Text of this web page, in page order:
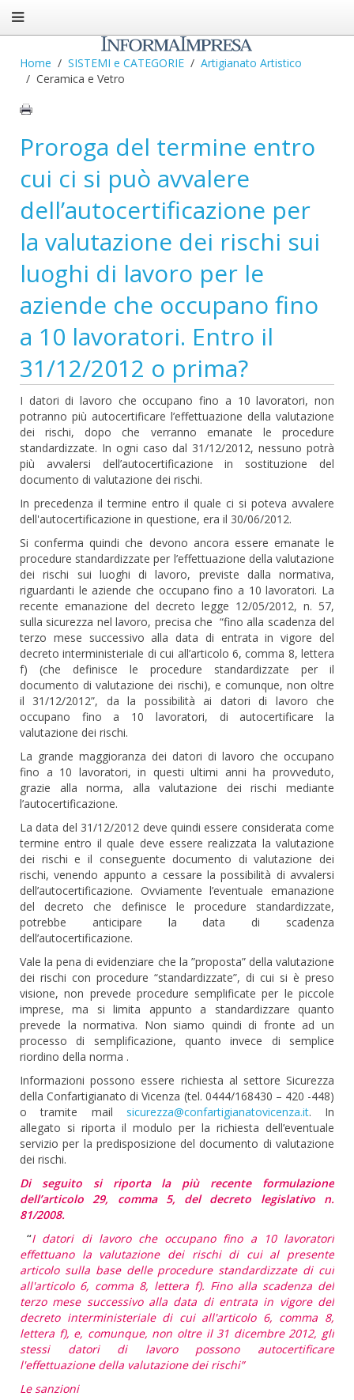
Home SISTEMI e CATEGORIE
Artigianato Artistico
Ceramica e Vetro
Proroga del termine entro
cui ci si può avvalere
dell’autocertificazione per
la valutazione dei rischi sui
luoghi di lavoro per le
aziende che occupano fino
a 10 lavoratori. Entro il
31/12/2012 o prima?
I datori di lavoro che occupano fino a 10 lavoratori, non
potranno più autocertificare l’effettuazione della valutazione
dei rischi, dopo che verranno emanate le procedure
standardizzate. In ogni caso dal 31/12/2012, nessuno potrà
più avvalersi dell’autocertificazione in sostituzione del
documento di valutazione dei rischi.
In precedenza il termine entro il quale ci si poteva avvalere
dell'autocertificazione in questione, era il 30/06/2012.
Si conferma quindi che devono ancora essere emanate le
procedure standardizzate per l’effettuazione della valutazione
dei rischi sui luoghi di lavoro, previste dalla normativa,
riguardanti le aziende che occupano fino a 10 lavoratori. La
recente emanazione del decreto legge 12/05/2012, n. 57,
sulla sicurezza nel lavoro, precisa che “fino alla scadenza del
terzo mese successivo alla data di entrata in vigore del
decreto interministeriale di cui all’articolo 6, comma 8, lettera
f) (che definisce le procedure standardizzate per il
documento di valutazione dei rischi), e comunque, non oltre
il 31/12/2012”, da la possibilità ai datori di lavoro che
occupano fino a 10 lavoratori, di autocertificare la
valutazione dei rischi.
La grande maggioranza dei datori di lavoro che occupano
fino a 10 lavoratori, in questi ultimi anni ha provveduto,
grazie alla norma, alla valutazione dei rischi mediante
l’autocertificazione.
La data del 31/12/2012 deve quindi essere considerata come
termine entro il quale deve essere realizzata la valutazione
dei rischi e il conseguente documento di valutazione dei
rischi, venendo appunto a cessare la possibilità di avvalersi
dell’autocertificazione. Ovviamente l’eventuale emanazione
del decreto che definisce le procedure standardizzate,
potrebbe anticipare la data di scadenza
dell’autocertificazione.
Vale la pena di evidenziare che la ”proposta” della valutazione
dei rischi con procedure “standardizzate”, di cui si è preso
visione, non prevede procedure semplificate per le piccole
imprese, ma si limita appunto a standardizzare quanto
prevede la normativa. Non siamo quindi di fronte ad un
processo di semplificazione, quanto invece di semplice
riordino della norma .
Informazioni possono essere richiesta al settore Sicurezza
della Confartigianato di Vicenza (tel. 0444/168430 – 420 -448)
o tramite mail sicurezza@confartigianatovicenza.it. In
allegato si riporta il modulo per la richiesta dell’eventuale
servizio per la predisposizione del documento di valutazione
dei rischi.
Di seguito si riporta la più recente formulazione
dell’articolo 29, comma 5, del decreto legislativo n.
81/2008.
“I datori di lavoro che occupano fino a 10 lavoratori
effettuano la valutazione dei rischi di cui al presente
articolo sulla base delle procedure standardizzate di cui
all'articolo 6, comma 8, lettera f). Fino alla scadenza del
terzo mese successivo alla data di entrata in vigore del
decreto interministeriale di cui all'articolo 6, comma 8,
lettera f), e, comunque, non oltre il 31 dicembre 2012, gli
stessi datori di lavoro possono autocertificare
l'effettuazione della valutazione dei rischi”
Le sanzioni